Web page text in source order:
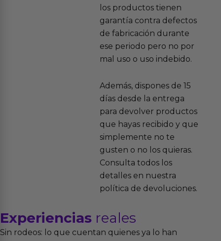
los productos tienen
garantía contra defectos
de fabricación durante
ese periodo pero no por
mal uso o uso indebido.
Además, dispones de 15
días desde la entrega
para devolver productos
que hayas recibido y que
simplemente no te
gusten o no los quieras.
Consulta todos los
detalles en nuestra
política de devoluciones.
Experiencias reales
Sin rodeos: lo que cuentan quienes ya lo han